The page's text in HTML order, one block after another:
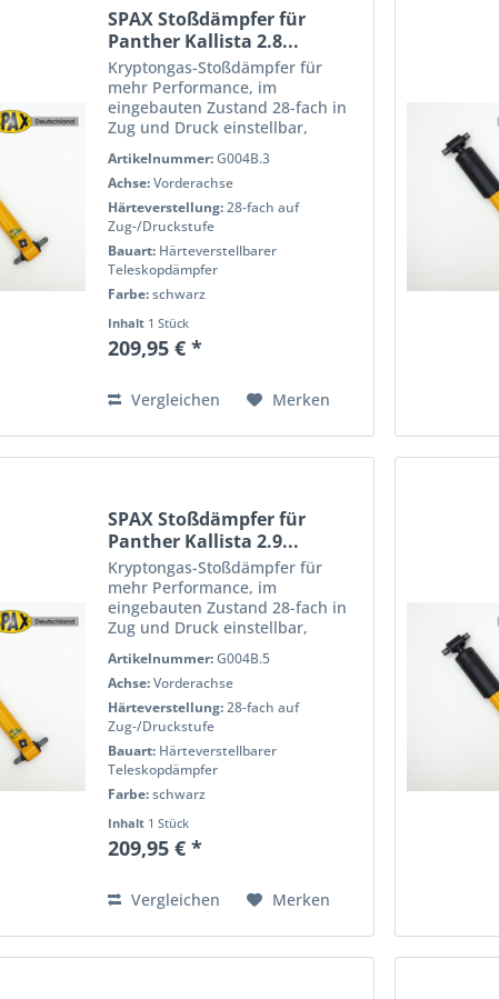
SPAX Stoßdämpfer für
Panther Kallista 2.8...
Kryptongas-Stoßdämpfer für
mehr Performance, im
eingebauten Zustand 28-fach in
Zug und Druck einstellbar,
Lebensdauer, voll Prüfstand
getestet für h?Âchste Qualität
und Performance. Wenn Sie das
Handling...
Artikelnummer:G004B.3
Achse:Vorderachse
Härteverstellung:28-fach auf
Zug-/Druckstufe
Bauart: Härteverstellbarer
Teleskopdämpfer
Farbe:schwarz
Inhalt 1 Stück
209,95 € *
Vergleichen Merken
SPAX Stoßdämpfer für
Panther Kallista 2.9...
Kryptongas-Stoßdämpfer für
mehr Performance, im
eingebauten Zustand 28-fach in
Zug und Druck einstellbar,
Lebensdauer, voll Prüfstand
getestet für h?Âchste Qualität
und Performance. Wenn Sie das
Handling...
Artikelnummer:G004B.5
Achse:Vorderachse
Härteverstellung:28-fach auf
Zug-/Druckstufe
Bauart: Härteverstellbarer
Teleskopdämpfer
Farbe:schwarz
Inhalt 1 Stück
209,95 € *
Vergleichen Merken